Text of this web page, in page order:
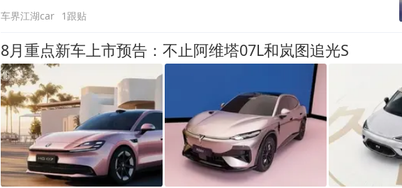
车界江湖car 1跟贴
8月重点新车上市预告：不止阿维塔07L和岚图追光S